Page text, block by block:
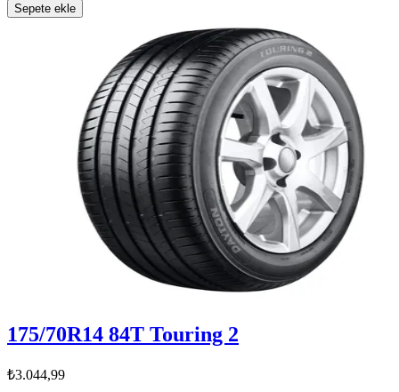
Sepete ekle
175/70R14 84T Touring 2
₺3.044,99